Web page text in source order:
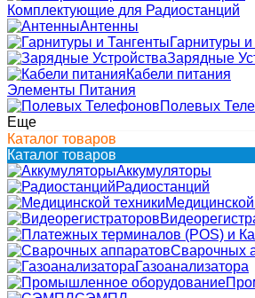
Комплектующие для Радиостанций
Антенны
Гарнитуры
Зарядные
Кабели питания
Элементы Питания
Полевых
Еще
Каталог товаров
Каталог товаров
Аккумуляторы
Радиостанций
Медицинской
Сварочных
Газоанализатора